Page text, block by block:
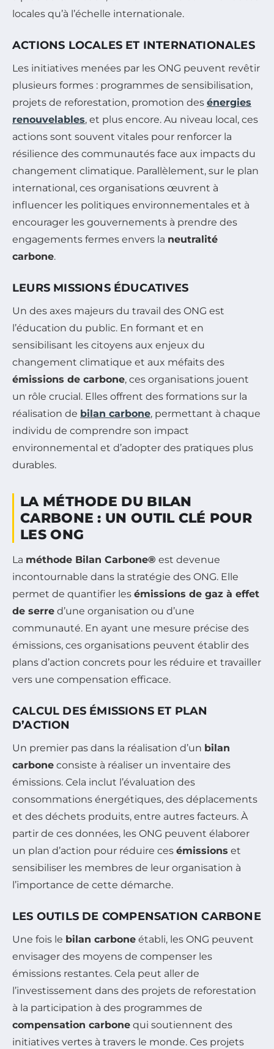
locales qu’à l’échelle internationale.
ACTIONS LOCALES ET INTERNATIONALES
Les initiatives menées par les ONG peuvent revêtir
plusieurs formes : programmes de sensibilisation,
projets de reforestation, promotion des énergies
renouvelables, et plus encore. Au niveau local, ces
actions sont souvent vitales pour renforcer la
résilience des communautés face aux impacts du
changement climatique. Parallèlement, sur le plan
international, ces organisations œuvrent à
influencer les politiques environnementales et à
encourager les gouvernements à prendre des
engagements fermes envers la neutralité
carbone.
LEURS MISSIONS ÉDUCATIVES
Un des axes majeurs du travail des ONG est
l’éducation du public. En formant et en
sensibilisant les citoyens aux enjeux du
changement climatique et aux méfaits des
émissions de carbone, ces organisations jouent
un rôle crucial. Elles offrent des formations sur la
réalisation de bilan carbone, permettant à chaque
individu de comprendre son impact
environnemental et d’adopter des pratiques plus
durables.
LA MÉTHODE DU BILAN
CARBONE : UN OUTIL CLÉ POUR
LES ONG
La méthode Bilan Carbone® est devenue
incontournable dans la stratégie des ONG. Elle
permet de quantifier les émissions de gaz à effet
de serre d’une organisation ou d’une
communauté. En ayant une mesure précise des
émissions, ces organisations peuvent établir des
plans d’action concrets pour les réduire et travailler
vers une compensation efficace.
CALCUL DES ÉMISSIONS ET PLAN
D’ACTION
Un premier pas dans la réalisation d’un bilan
carbone consiste à réaliser un inventaire des
émissions. Cela inclut l’évaluation des
consommations énergétiques, des déplacements
et des déchets produits, entre autres facteurs. À
partir de ces données, les ONG peuvent élaborer
un plan d’action pour réduire ces émissions et
sensibiliser les membres de leur organisation à
l’importance de cette démarche.
LES OUTILS DE COMPENSATION CARBONE
Une fois le bilan carbone établi, les ONG peuvent
envisager des moyens de compenser les
émissions restantes. Cela peut aller de
l’investissement dans des projets de reforestation
à la participation à des programmes de
compensation carbone qui soutiennent des
initiatives vertes à travers le monde. Ces projets